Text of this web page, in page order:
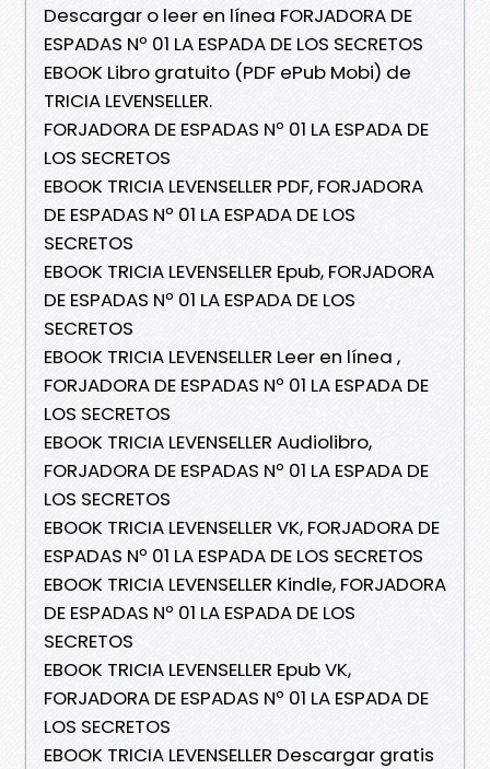
Descargar o leer en línea FORJADORA DE
ESPADAS Nº 01 LA ESPADA DE LOS SECRETOS
EBOOK Libro gratuito (PDF ePub Mobi) de
TRICIA LEVENSELLER.
FORJADORA DE ESPADAS Nº 01 LA ESPADA DE
LOS SECRETOS
EBOOK TRICIA LEVENSELLER PDF, FORJADORA
DE ESPADAS Nº 01 LA ESPADA DE LOS
SECRETOS
EBOOK TRICIA LEVENSELLER Epub, FORJADORA
DE ESPADAS Nº 01 LA ESPADA DE LOS
SECRETOS
EBOOK TRICIA LEVENSELLER Leer en línea ,
FORJADORA DE ESPADAS Nº 01 LA ESPADA DE
LOS SECRETOS
EBOOK TRICIA LEVENSELLER Audiolibro,
FORJADORA DE ESPADAS Nº 01 LA ESPADA DE
LOS SECRETOS
EBOOK TRICIA LEVENSELLER VK, FORJADORA DE
ESPADAS Nº 01 LA ESPADA DE LOS SECRETOS
EBOOK TRICIA LEVENSELLER Kindle, FORJADORA
DE ESPADAS Nº 01 LA ESPADA DE LOS
SECRETOS
EBOOK TRICIA LEVENSELLER Epub VK,
FORJADORA DE ESPADAS Nº 01 LA ESPADA DE
LOS SECRETOS
EBOOK TRICIA LEVENSELLER Descargar gratis